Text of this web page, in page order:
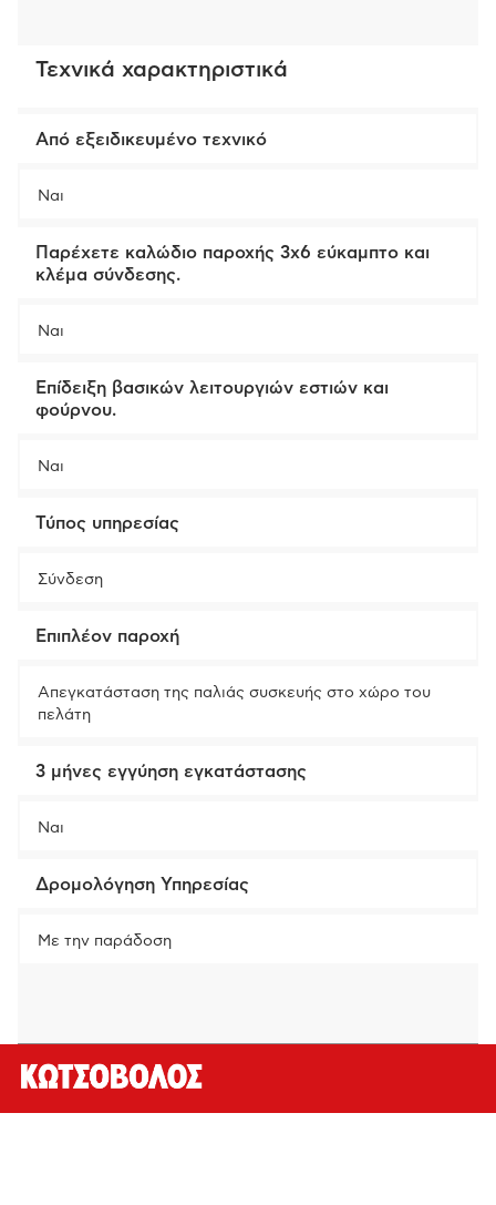
Τεχνικά χαρακτηριστικά
Από εξειδικευμένο τεχνικό
Ναι
Παρέχετε καλώδιο παροχής 3x6 εύκαμπτο και
κλέμα σύνδεσης.
Ναι
Επίδειξη βασικών λειτουργιών εστιών και
φούρνου.
Ναι
Τύπος υπηρεσίας
Σύνδεση
Επιπλέον παροχή
Απεγκατάσταση της παλιάς συσκευής στο χώρο του
πελάτη
3 μήνες εγγύηση εγκατάστασης
Ναι
Δρομολόγηση Υπηρεσίας
Με την παράδοση